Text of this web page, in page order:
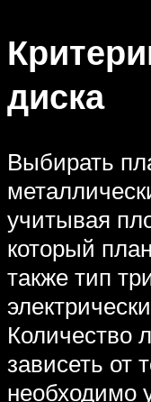
диска
Выбирать
учитывая
который
также тип
Количество
зависеть от
необходимо